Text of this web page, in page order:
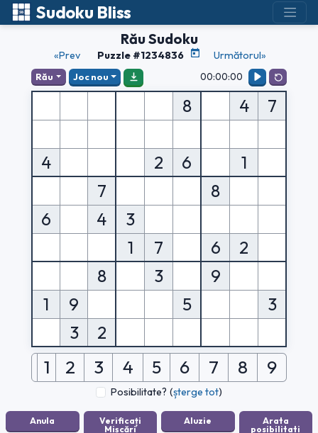
Sudoku Bliss
Rău Sudoku
«Prev Puzzle #1234836 Următorul»
Rău Joc nou 00:00:00
8 4 7
4 2 6
1
7
8
6
4
3
1
7 6
2
8
3
9
1
9 5
3
3
2
1 2 3 4 5 6 7 8 9
Posibilitate? (șterge tot)